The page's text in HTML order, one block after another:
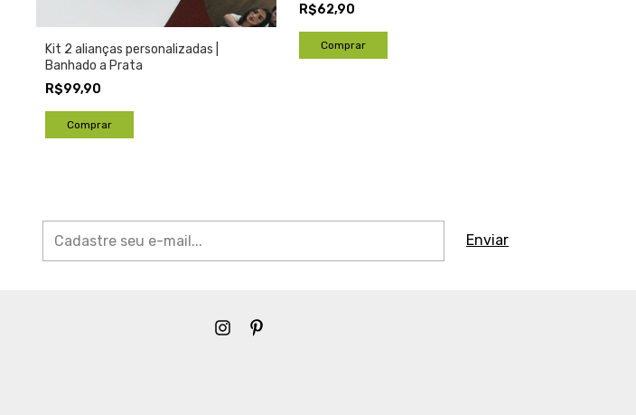
Kit 2 alianças personalizadas |
Banhado a Prata
R$99,90
R$62,90
Comprar